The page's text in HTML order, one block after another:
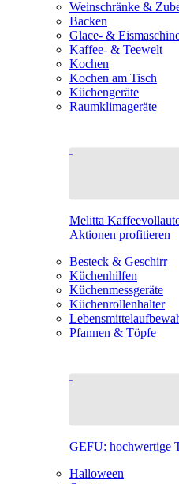
Weinschränke &
Backen
Glace- &
Kaffee- & Teewelt
Kochen
Kochen am Tisch
Küchengeräte
Raumklimageräte
Melitta
Aktionen profitieren
Besteck & Geschirr
Küchenhilfen
Küchenmessgeräte
Küchenrollenhalter
Pfannen & Töpfe
GEFU: hochwertige
Halloween